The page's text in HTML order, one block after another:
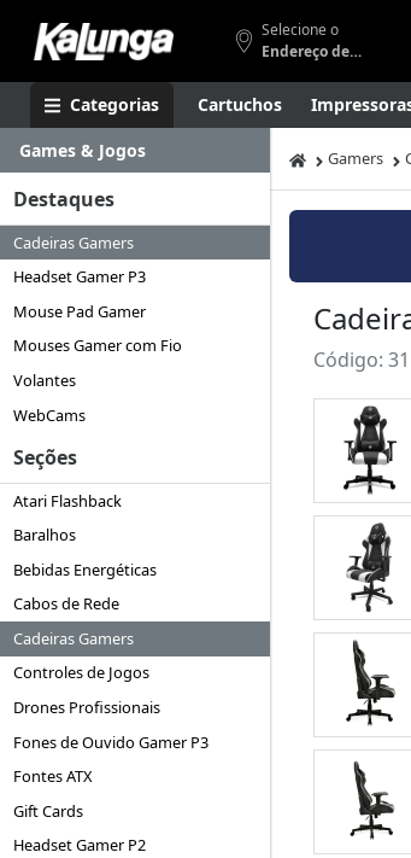
Selecione o
Endereço de entrega
Categorias Cartuchos
Apresentação Smartphones Artes
Games & Jogos
Destaques
Cadeiras Gamers
Headset Gamer P3
Mouse Pad Gamer
Mouses Gamer com Fio
Volantes
WebCams
Seções
Atari Flashback
Baralhos
Bebidas Energéticas
Cabos de Rede
Cadeiras Gamers
Controles de Jogos
Drones Profissionais
Fones de Ouvido Gamer P3
Fontes ATX
Gift Cards
Headset Gamer P2
Gamers
Código: